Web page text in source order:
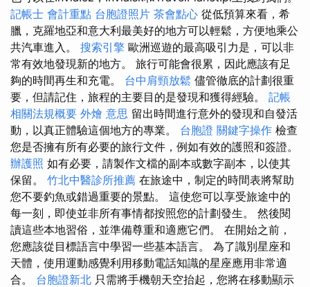
記帳士 會計重點 台胞證照片 茶會點心 從低預算來看，希
臘，克羅地亞和意大利最美好的地方可以輕鬆，方便地乘公
共汽車進入。 搜索引擎 歐洲巡遊的最高吸引力是，可以非
常有效地發現新的地方。 旅行可能會很累，因此應該有足
夠的時間再生和充電。 台中肩頸放鬆 儘管徹底的計劃很重
要，但請記住，旅程的主要目的是發現和獲得經驗。 記帳
相關法規概要 外燴 意思 留出時間進行意外的發現和自發活
動，以真正體驗這個地方的專業。 台胞證 關鍵字操作 檢查
您是否擁有所有必要的旅行文件，例如有效的護照和簽證。
辦護照 如有必要，請製作文檔的副本或數字副本，以使其
保留。 竹北中醫診所推薦 在旅途中，制定的時間表將幫助
您不要釣魚或錯過重要的景點。 這使您可以享受旅途中的
每一刻，即使並非所有事情都按照您的計劃發生。 然後閱
讀這些本地習俗，並準備尊重和適應它們。 在開始之前，
您應該從目標語言中學習一些基本語言。 為了識別星座和
天體，使用運動感覺利用移動電話知識的星座應用非常適
合。 台胞證新北 只需將手機朝天空抬起，您將在移動顯示